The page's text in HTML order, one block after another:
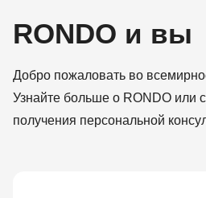
RONDO и вы
Добро пожаловать во
Узнайте больше о RONDO или
получения персональной